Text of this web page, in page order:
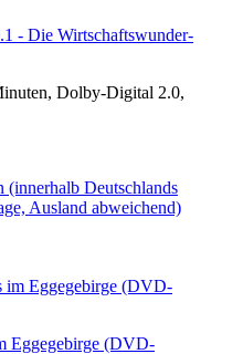
- Die Wirtschaftswunder-
Dolby-Digital 2.0,
(innerhalb Deutschlands
Ausland abweichend)
Eggegebirge (DVD-